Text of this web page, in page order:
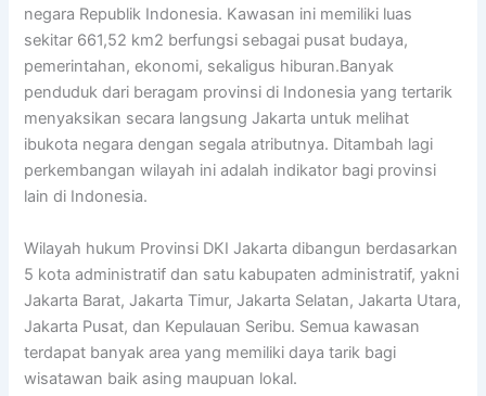
negara Republik Indonesia. Kawasan ini memiliki luas
sekitar 661,52 km2 berfungsi sebagai pusat budaya,
pemerintahan, ekonomi, sekaligus hiburan.Banyak
penduduk dari beragam provinsi di Indonesia yang tertarik
menyaksikan secara langsung Jakarta untuk melihat
ibukota negara dengan segala atributnya. Ditambah lagi
perkembangan wilayah ini adalah indikator bagi provinsi
lain di Indonesia.
Wilayah hukum Provinsi DKI Jakarta dibangun berdasarkan
5 kota administratif dan satu kabupaten administratif, yakni
Jakarta Barat, Jakarta Timur, Jakarta Selatan, Jakarta Utara,
Jakarta Pusat, dan Kepulauan Seribu. Semua kawasan
terdapat banyak area yang memiliki daya tarik bagi
wisatawan baik asing maupuan lokal.